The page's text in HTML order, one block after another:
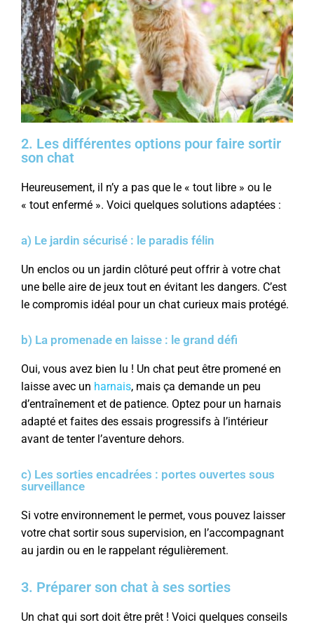
2. Les différentes options pour faire sortir
son chat
Heureusement, il n’y a pas que le « tout libre » ou le
« tout enfermé ». Voici quelques solutions adaptées :
a) Le jardin sécurisé : le paradis félin
Un enclos ou un jardin clôturé peut offrir à votre chat
une belle aire de jeux tout en évitant les dangers. C’est
le compromis idéal pour un chat curieux mais protégé.
b) La promenade en laisse : le grand défi
Oui, vous avez bien lu ! Un chat peut être promené en
laisse avec un harnais, mais ça demande un peu
d’entraînement et de patience. Optez pour un harnais
adapté et faites des essais progressifs à l’intérieur
avant de tenter l’aventure dehors.
c) Les sorties encadrées : portes ouvertes sous
surveillance
Si votre environnement le permet, vous pouvez laisser
votre chat sortir sous supervision, en l’accompagnant
au jardin ou en le rappelant régulièrement.
3. Préparer son chat à ses sorties
Un chat qui sort doit être prêt ! Voici quelques conseils